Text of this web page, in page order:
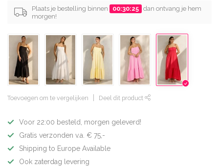
Plaats je bestelling binnen 00:30:24 dan ontvang je hem
morgen!
Toevoegen om te vergelijken Deel dit product
Voor 22:00 besteld, morgen geleverd!
Gratis verzonden v.a. € 75,-
Shipping to Europe Available
Ook zaterdag levering